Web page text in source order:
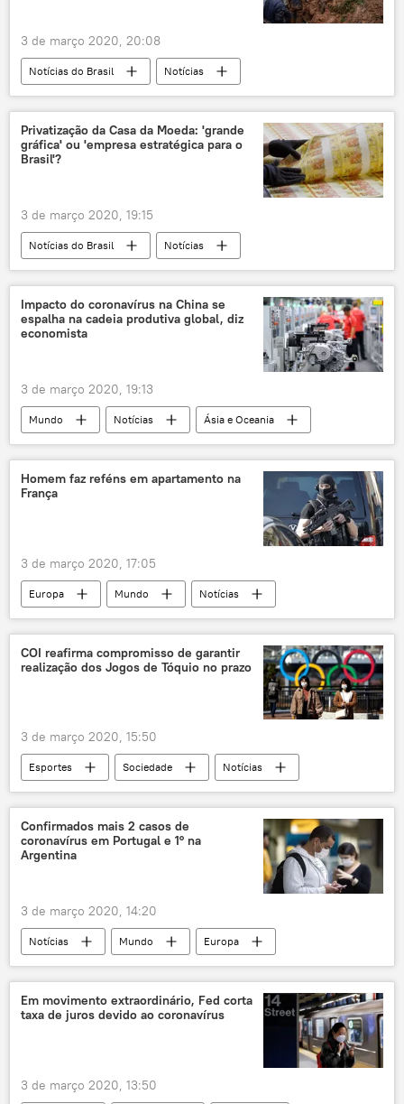
3 de março 2020, 20:08
Notícias do Brasil
Notícias
São Paulo
Santos
Guarujá
mortos
chuvas
Privatização da Casa da Moeda: 'grande
gráfica' ou 'empresa estratégica para o
Brasil'?
3 de março 2020, 19:15
Notícias do Brasil Notícias
Impacto do coronavírus na China se
espalha na cadeia produtiva global, diz
economista
3 de março 2020, 19:13
Mundo Notícias
Ásia e Oceania
Análise
China
OCDE
Notícias do Brasil
Homem faz reféns em apartamento na
França
3 de março 2020, 17:05
Europa Mundo
Notícias
sequestro
rapto
reféns
crime
negociação
família
França
COI reafirma compromisso de garantir
realização dos Jogos de Tóquio no prazo
3 de março 2020, 15:50
Esportes Sociedade
Notícias
Mundo
Tóquio
Comitê Organizador Tóquio 2020
comitê olímpico
novo coronavírus
COVID-19
Olimpíadas de Tóquio 2020
Japão
Confirmados mais 2 casos de
coronavírus em Portugal e 1° na
Argentina
3 de março 2020, 14:20
Notícias Mundo
Europa
novo coronavírus
saúde
doença
surto
epidemia
Notícias do Brasil
Portugal
Argentina
Em movimento extraordinário, Fed corta
taxa de juros devido ao coronavírus
3 de março 2020, 13:50